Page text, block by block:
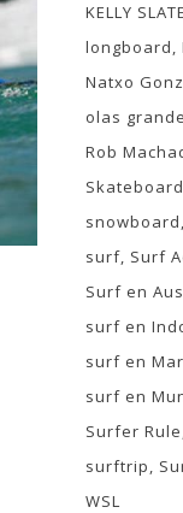
KELLY
longboard
Natxo
olas
Rob
snowboard
surf Surf
Surf en
surf en
surf en
surf en
Surfer Rule
surftrip
WSL